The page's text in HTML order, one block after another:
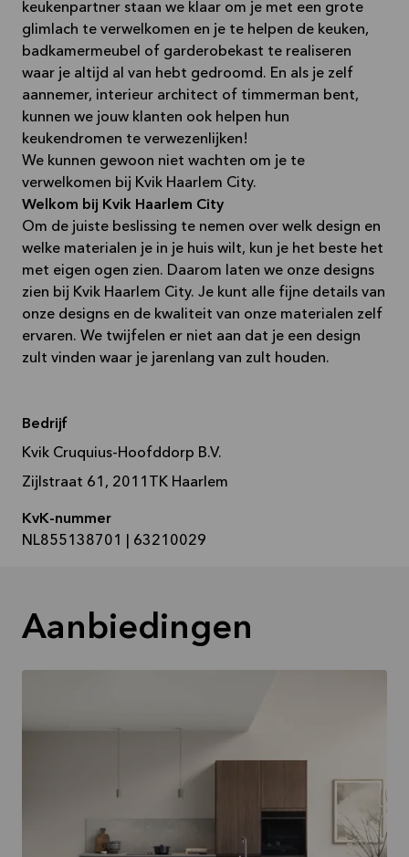
keukenpartner staan we klaar om je met een grote
glimlach te verwelkomen en je te helpen de keuken,
badkamermeubel of garderobekast te realiseren
waar je altijd al van hebt gedroomd. En als je zelf
aannemer, interieur architect of timmerman bent,
kunnen we jouw klanten ook helpen hun
keukendromen te verwezenlijken!
We kunnen gewoon niet wachten om je te
verwelkomen bij Kvik Haarlem City.
Welkom bij Kvik Haarlem City
Om de juiste beslissing te nemen over welk design en
welke materialen je in je huis wilt, kun je het beste het
met eigen ogen zien. Daarom laten we onze designs
zien bij Kvik Haarlem City. Je kunt alle fijne details van
onze designs en de kwaliteit van onze materialen zelf
ervaren. We twijfelen er niet aan dat je een design
zult vinden waar je jarenlang van zult houden.
Bedrijf
Kvik Cruquius-Hoofddorp B.V.
Zijlstraat 61, 2011TK Haarlem
KvK-nummer
NL855138701 | 63210029
Aanbiedingen